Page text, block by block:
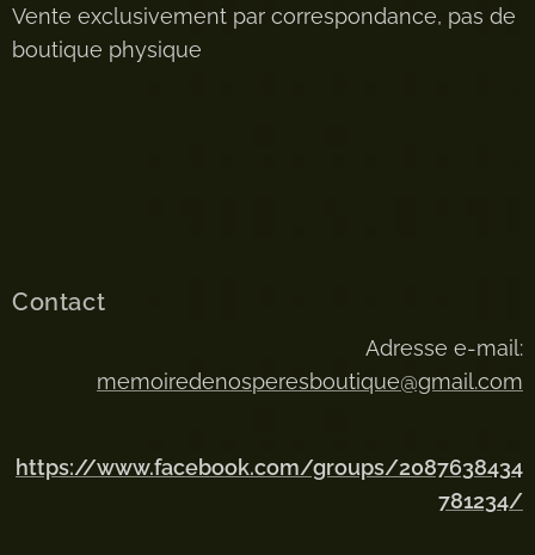
Vente exclusivement par correspondance, pas de
boutique physique
Contact
Adresse e-mail:
memoiredenosperesboutique@gmail.com
https://www.facebook.com/groups/2087638434
781234/